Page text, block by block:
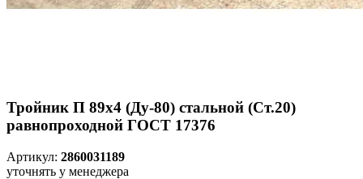
Тройник П 89х4 (Ду-80) стальной (Ст.20)
равнопроходной ГОСТ 17376
Артикул: 2860031189
уточнять у менеджера